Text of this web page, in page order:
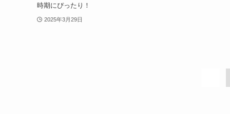
時期にぴったり！
2025年3月29日